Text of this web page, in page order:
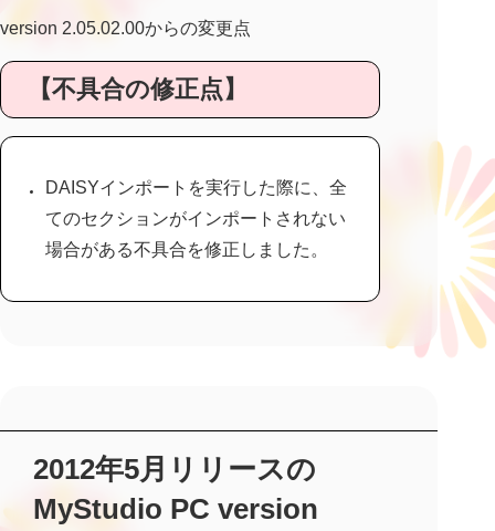
version 2.05.02.00からの変更点
【不具合の修正点】
DAISYインポートを実行した際に、全
てのセクションがインポートされない
場合がある不具合を修正しました。
2012年5月リリースの
MyStudio PC version